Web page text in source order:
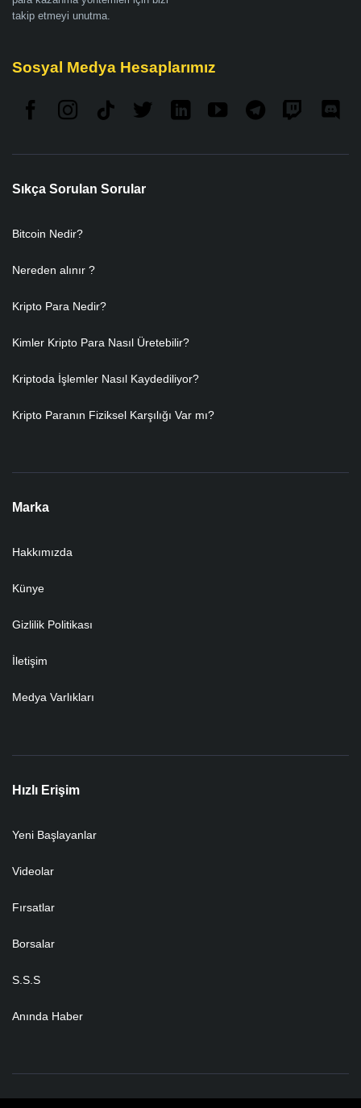
takip etmeyi unutma.
Sosyal Medya Hesaplarımız
Sıkça Sorulan Sorular
Bitcoin Nedir?
Nereden alınır ?
Kripto Para Nedir?
Kimler Kripto Para Nasıl Üretebilir?
Kriptoda İşlemler Nasıl Kaydediliyor?
Kripto Paranın Fiziksel Karşılığı Var mı?
Marka
Hakkımızda
Künye
Gizlilik Politikası
İletişim
Medya Varlıkları
Hızlı Erişim
Yeni Başlayanlar
Videolar
Fırsatlar
Borsalar
S.S.S
Anında Haber